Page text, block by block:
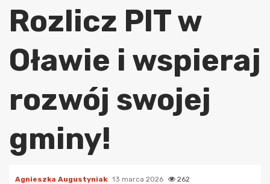
Rozlicz PIT w
Oławie i wspieraj
rozwój swojej
gminy!
Agnieszka Augustyniak 13 marca 2026 262